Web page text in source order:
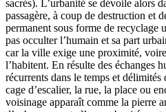
sacrés). L’urbanité se dévoile alors
passagère, à coup de destruction et
permanent sous forme de recyclage
pas occulter l’humain et sa part
car la ville exige une proximité,
l’habitent. En résulte des échanges
récurrents dans le temps et délimités
cage d’escalier, la rue, la place ou
voisinage apparaît comme la pierre